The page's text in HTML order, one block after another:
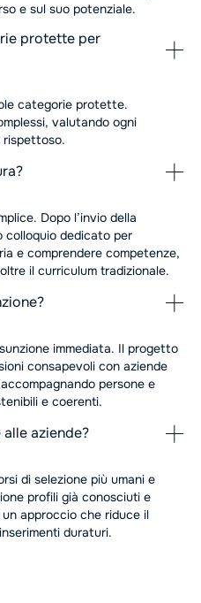
e sul suo potenziale.
protette per
categorie protette.
valutando ogni
rispettoso.
Dopo l’invio della
colloquio dedicato per
e comprendere competenze,
il curriculum tradizionale.
immediata. Il progetto
consapevoli con aziende
persone e
e coerenti.
aziende?
di selezione più umani e
profili già conosciuti e
approccio che riduce il
duraturi.